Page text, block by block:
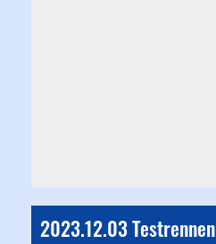
2023.12.03 Testrennen